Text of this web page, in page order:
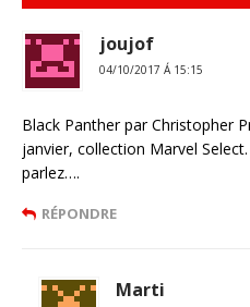
joujof
04/10/2017 Á 15:15
Black Panther par Christopher
janvier, collection Marvel
parlez….
RÉPONDRE
Marti